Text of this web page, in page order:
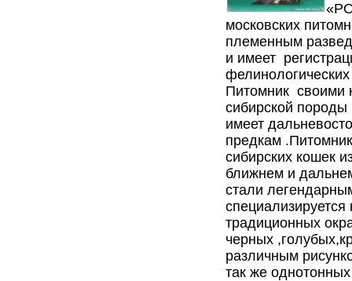
московских
племенным
и имеет
Питомник своими
сибирской породы
имеет
предкам
сибирских кошек
ближнем и
стали
традиционных
черных
различным
так же